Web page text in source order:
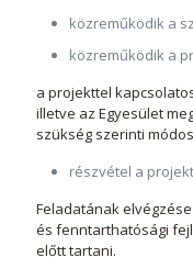
közreműködik a
közreműködik a
a projekttel
illetve az Egyesület
szükség szerinti
részvétel a
Feladatának
és fenntarthatósági
előtt tartani.